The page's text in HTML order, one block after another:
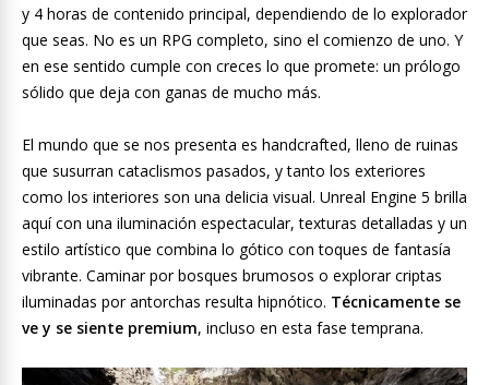
y 4 horas de contenido principal, dependiendo de lo explorador
que seas. No es un RPG completo, sino el comienzo de uno. Y
en ese sentido cumple con creces lo que promete: un prólogo
sólido que deja con ganas de mucho más.
El mundo que se nos presenta es handcrafted, lleno de ruinas
que susurran cataclismos pasados, y tanto los exteriores
como los interiores son una delicia visual. Unreal Engine 5 brilla
aquí con una iluminación espectacular, texturas detalladas y un
estilo artístico que combina lo gótico con toques de fantasía
vibrante. Caminar por bosques brumosos o explorar criptas
iluminadas por antorchas resulta hipnótico. Técnicamente se
ve y se siente premium, incluso en esta fase temprana.